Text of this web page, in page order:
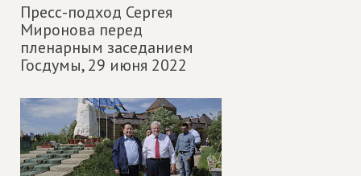
Пресс-подход Сергея
Миронова перед
пленарным заседанием
Госдумы,29 июня 2022